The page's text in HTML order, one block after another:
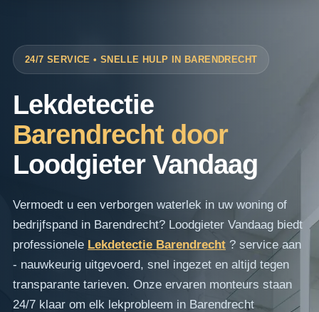
24/7 SERVICE • SNELLE HULP IN BARENDRECHT
Lekdetectie
Barendrecht door
Loodgieter Vandaag
Vermoedt u een verborgen waterlek in uw woning of
bedrijfspand in Barendrecht? Loodgieter Vandaag biedt
professionele Lekdetectie Barendrecht ? service aan
- nauwkeurig uitgevoerd, snel ingezet en altijd tegen
transparante tarieven. Onze ervaren monteurs staan
24/7 klaar om elk lekprobleem in Barendrecht